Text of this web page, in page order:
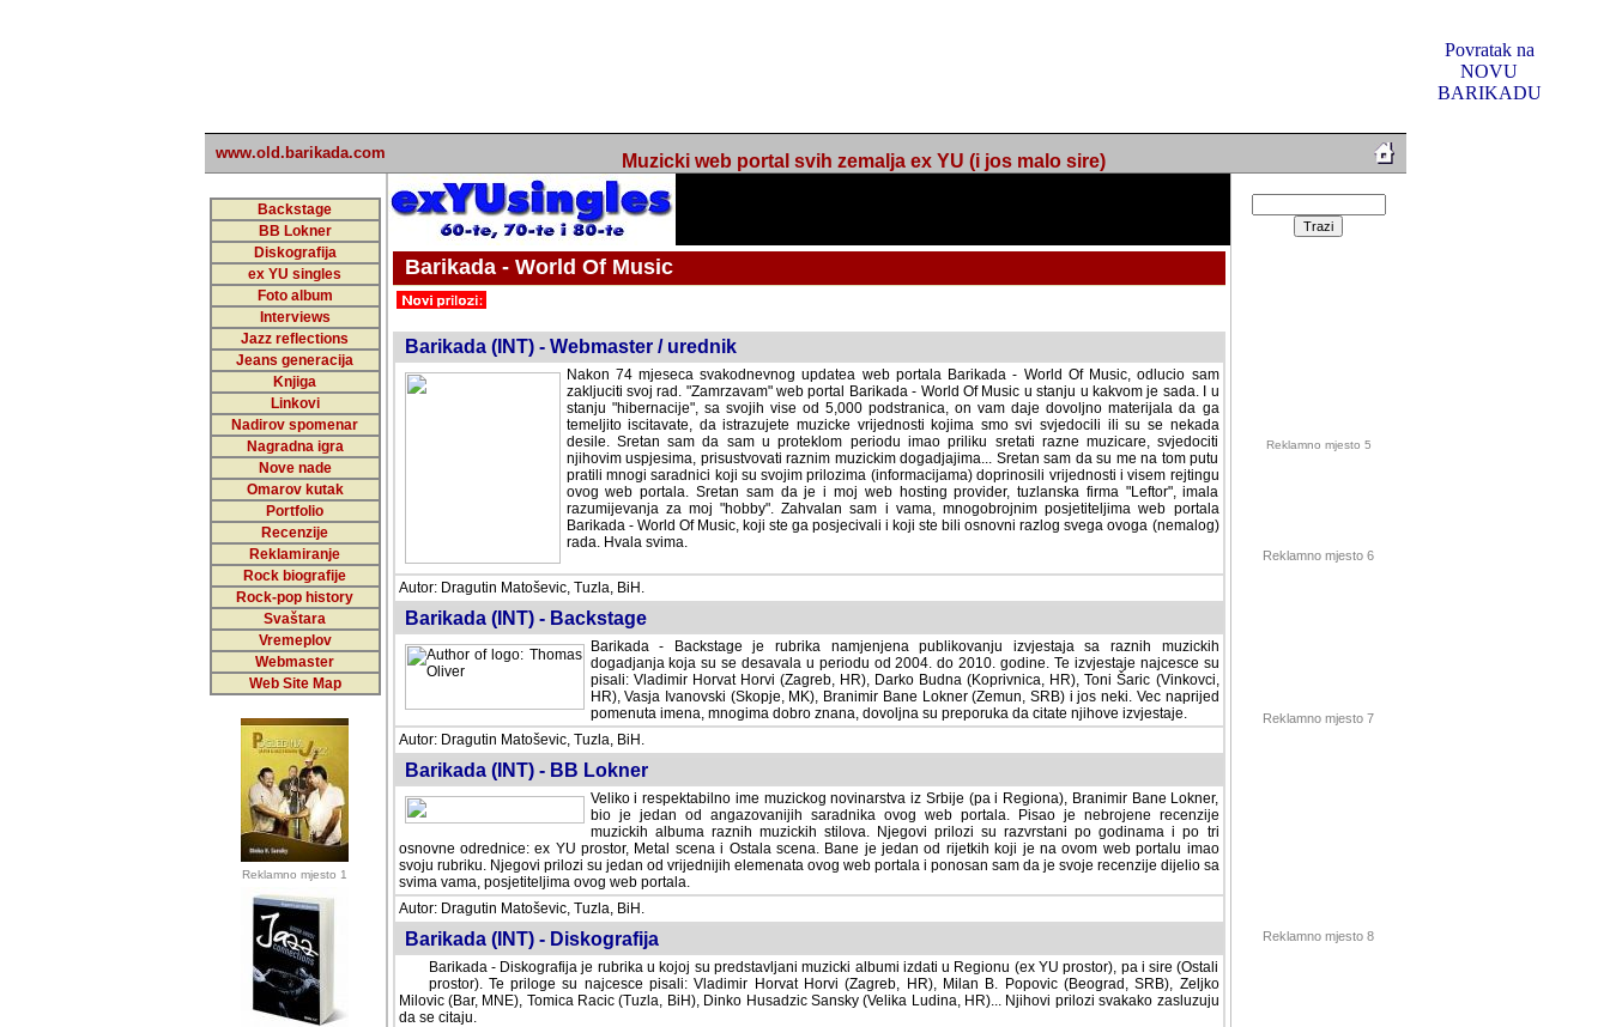
Povratak na
NOVU
BARIKADU
www.old.barikada.com Muzicki web portal svih zemalja ex YU (i jos malo sire)
Backstage
BB Lokner
Diskografija
ex YU singles
Foto album
Interviews
Jazz reflections
Jeans generacija
Knjiga
Linkovi
Nadirov spomenar
Nagradna igra
Nove nade
Omarov kutak
Portfolio
Recenzije
Reklamiranje
Rock biografije
Rock-pop history
Svaštara
Vremeplov
Webmaster
Web Site Map
Reklamno mjesto 1
Barikada - World Of Music
Barikada (INT) - Webmaster / urednik
Nakon 74 mjeseca svakodnevnog updatea web portala Barikada - World Of Music, odlucio sam
zakljuciti svoj rad. "Zamrzavam" web portal Barikada - World Of Music u stanju u kakvom je sada. I u
stanju "hibernacije", sa svojih vise od 5,000 podstranica, on vam daje dovoljno materijala da ga
temeljito iscitavate, da istrazujete muzicke vrijednosti kojima smo svi svjedocili ili su se nekada desile.
Sretan sam da sam u proteklom periodu imao priliku sretati razne muzicare, svjedociti njihovim
uspjesima, prisustvovati raznim muzickim dogadjajima... Sretan sam da su me na tom putu pratili
mnogi saradnici koji su svojim prilozima (informacijama) doprinosili vrijednosti i visem rejtingu ovog
web portala. Sretan sam da je i moj web hosting provider, tuzlanska firma "Leftor", imala
razumijevanja za moj "hobby". Zahvalan sam i vama, mnogobrojnim posjetiteljima web portala
Barikada - World Of Music, koji ste ga posjecivali i koji ste bili osnovni razlog svega ovoga (nemalog)
rada. Hvala svima.
Autor: Dragutin Matoševic, Tuzla, BiH.
Barikada (INT) - Backstage
Barikada - Backstage je rubrika namjenjena publikovanju izvjestaja sa raznih muzickih
dogadjanja koja su se desavala u periodu od 2004. do 2010. godine. Te izvjestaje najcesce su
pisali: Vladimir Horvat Horvi (Zagreb, HR), Darko Budna (Koprivnica, HR), Toni Šaric (Vinkovci,
HR), Vasja Ivanovski (Skopje, MK), Branimir Bane Lokner (Zemun, SRB) i jos neki. Vec naprijed
pomenuta imena, mnogima dobro znana, dovoljna su preporuka da citate njihove izvjestaje.
Autor: Dragutin Matoševic, Tuzla, BiH.
Barikada (INT) - BB Lokner
Veliko i respektabilno ime muzickog novinarstva iz Srbije (pa i Regiona), Branimir Bane Lokner,
bio je jedan od angazovanijih saradnika ovog web portala. Pisao je nebrojene recenzije muzickih
albuma raznih muzickih stilova. Njegovi prilozi su razvrstani po godinama i po tri osnovne
odrednice: ex YU prostor, Metal scena i Ostala scena. Bane je jedan od rijetkih koji je na ovom web portalu imao svoju rubriku.
Njegovi prilozi su jedan od vrijednijih elemenata ovog web portala i ponosan sam da je svoje recenzije dijelio sa svima vama,
posjetiteljima ovog web portala.
Autor: Dragutin Matoševic, Tuzla, BiH.
Barikada (INT) - Diskografija
Barikada - Diskografija je rubrika u kojoj su predstavljani muzicki albumi izdati u Regionu (ex YU prostor), pa i sire (Ostali
prostor). Te priloge su najcesce pisali: Vladimir Horvat Horvi (Zagreb, HR), Milan B. Popovic (Beograd, SRB), Zeljko Milovic
(Bar, MNE), Tomica Racic (Tuzla, BiH), Dinko Husadzic Sansky (Velika Ludina, HR)... Njihovi prilozi svakako zasluzuju da se
citaju.